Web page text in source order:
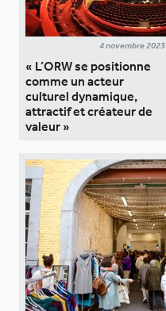
4 novembre 2023
« L’ORW se positionne
comme un acteur
culturel dynamique,
attractif et créateur de
valeur »